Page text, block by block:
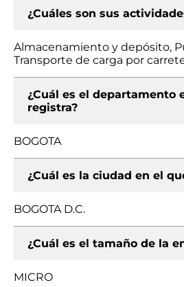
¿Cuáles son sus
Almacenamiento y depósito,
Transporte de carga por
¿Cuál es el departamento
registra?
BOGOTA
¿Cuál es la ciudad en el
BOGOTA D.C.
¿Cuál es el tamaño de la
MICRO